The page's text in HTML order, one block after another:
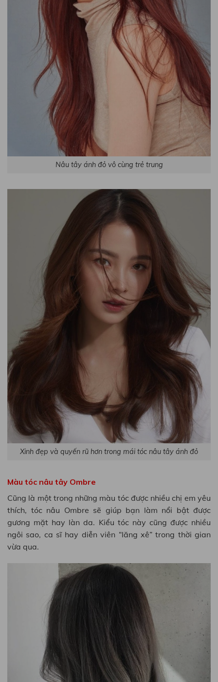
Nâu tây ánh đỏ vô cùng trẻ trung
Xinh đẹp và quyến rũ hơn trong mái tóc nâu tây ánh đỏ
Màu tóc nâu tây Ombre
Cũng là một trong những màu tóc được nhiều chị em yêu
thích, tóc nâu Ombre sẽ giúp bạn làm nổi bật được
gương mặt hay làn da. Kiểu tóc này cũng được nhiều
ngôi sao, ca sĩ hay diễn viên “lăng xê” trong thời gian
vừa qua.